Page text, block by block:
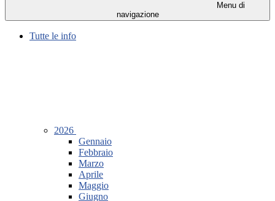
Menu di
navigazione
Tutte le info
2026
Gennaio
Febbraio
Marzo
Aprile
Maggio
Giugno